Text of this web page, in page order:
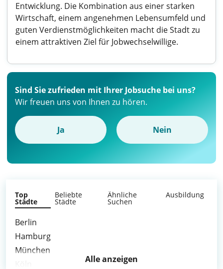
Entwicklung. Die Kombination aus einer starken
Wirtschaft, einem angenehmen Lebensumfeld und
guten Verdienstmöglichkeiten macht die Stadt zu
einem attraktiven Ziel für Jobwechselwillige.
Sind Sie zufrieden mit Ihrer Jobsuche bei uns?
Wir freuen uns von Ihnen zu hören.
Ja Nein
Top
Städte
Beliebte
Städte
Ähnliche
Suchen
Ausbildung
Berlin
Hamburg
München
Alle anzeigen